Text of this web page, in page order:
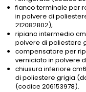
fianco terminale per
in polvere di
212082802);
ripiano intermedio
polvere di poliestere
compensatore per
verniciato in polvere
chiusura inferiore
di poliestere grigia
(codice 206153978).